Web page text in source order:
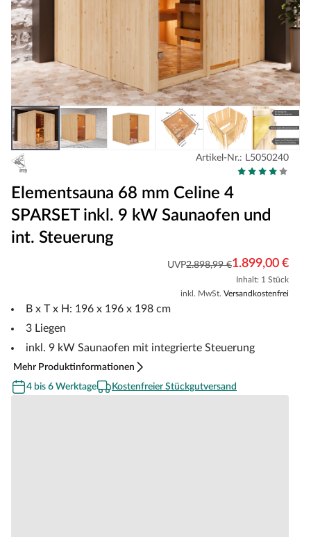
Artikel-Nr.: L5050240
Elementsauna 68 mm Celine 4
SPARSET inkl. 9 kW Saunaofen und
int. Steuerung
UVP2.898,99 €1.899,00 €
Inhalt: 1 Stück
inkl. MwSt. Versandkostenfrei
B x T x H: 196 x 196 x 198 cm
3 Liegen
inkl. 9 kW Saunaofen mit integrierte Steuerung
Mehr Produktinformationen
4 bis 6 Werktage
Kostenfreier Stückgutversand